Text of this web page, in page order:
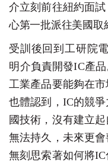
介立刻前往紐約面
心第一批派往美國取
受訓後回到工研院
明 介負責開發IC產
工業產品要能夠在
也體認到， IC的競爭
國技術，沒有建立
無法持久，未來更
無刻思索著如何將IC